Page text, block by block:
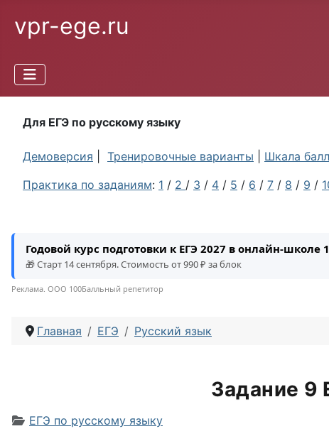
vpr-ege.ru
Для ЕГЭ по русскому языку
Демоверсия Тренировочные варианты Шкала
Практика по заданиям: 1 / 2 / 3 / 4 / 5 / 6 / 7 / 8 / 9 /
Годовой курс подготовки к ЕГЭ 2027 в онлайн-
🎁 Старт 14 сентября. Стоимость от 990 ₽ за блок
Реклама. ООО 100Балльный репетитор
Главная ЕГЭ Русский язык
Задание 9
Информация о материале
ЕГЭ по русскому языку